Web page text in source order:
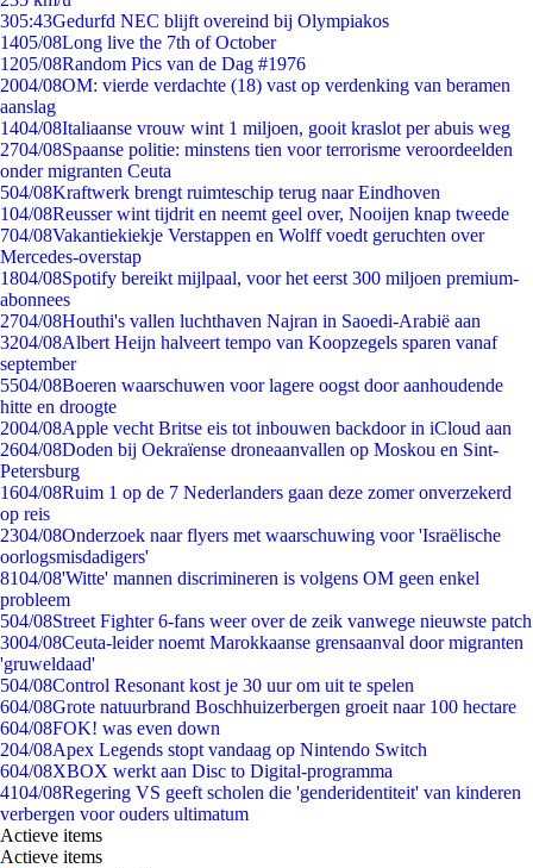
305:43Gedurfd NEC blijft overeind bij Olympiakos
1405/08Long live the 7th of October
1205/08Random Pics van de Dag #1976
2004/08OM: vierde verdachte (18) vast op verdenking van beramen
aanslag
1404/08Italiaanse vrouw wint 1 miljoen, gooit kraslot per abuis weg
2704/08Spaanse politie: minstens tien voor terrorisme veroordeelden
onder migranten Ceuta
504/08Kraftwerk brengt ruimteschip terug naar Eindhoven
104/08Reusser wint tijdrit en neemt geel over, Nooijen knap tweede
704/08Vakantiekiekje Verstappen en Wolff voedt geruchten over
Mercedes-overstap
1804/08Spotify bereikt mijlpaal, voor het eerst 300 miljoen premium-
abonnees
2704/08Houthi's vallen luchthaven Najran in Saoedi-Arabië aan
3204/08Albert Heijn halveert tempo van Koopzegels sparen vanaf
september
5504/08Boeren waarschuwen voor lagere oogst door aanhoudende
hitte en droogte
2004/08Apple vecht Britse eis tot inbouwen backdoor in iCloud aan
2604/08Doden bij Oekraïense droneaanvallen op Moskou en Sint-
Petersburg
1604/08Ruim 1 op de 7 Nederlanders gaan deze zomer onverzekerd
op reis
2304/08Onderzoek naar flyers met waarschuwing voor 'Israëlische
oorlogsmisdadigers'
8104/08'Witte' mannen discrimineren is volgens OM geen enkel
probleem
504/08Street Fighter 6-fans weer over de zeik vanwege nieuwste patch
3004/08Ceuta-leider noemt Marokkaanse grensaanval door migranten
'gruweldaad'
504/08Control Resonant kost je 30 uur om uit te spelen
604/08Grote natuurbrand Boschhuizerbergen groeit naar 100 hectare
604/08FOK! was even down
204/08Apex Legends stopt vandaag op Nintendo Switch
604/08XBOX werkt aan Disc to Digital-programma
4104/08Regering VS geeft scholen die 'genderidentiteit' van kinderen
verbergen voor ouders ultimatum
Actieve items
Actieve items